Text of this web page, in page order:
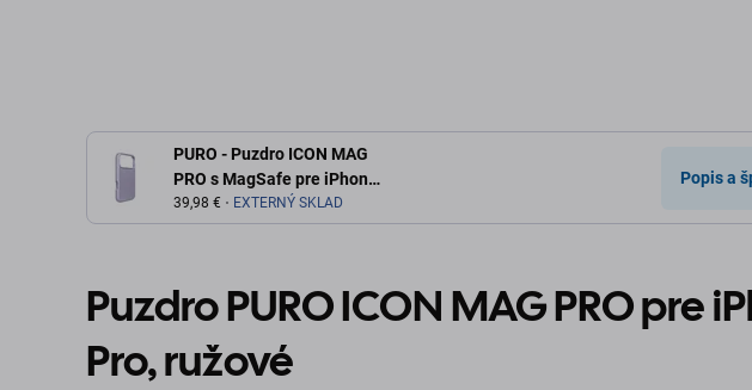
PURO - Puzdro ICON MAG
PRO s MagSafe pre iPhone
17 Pro, ružová
39,98 € EXTERNÝ SKLAD
Popis a
Puzdro PURO ICON MAG PRO pre
Pro, ružové